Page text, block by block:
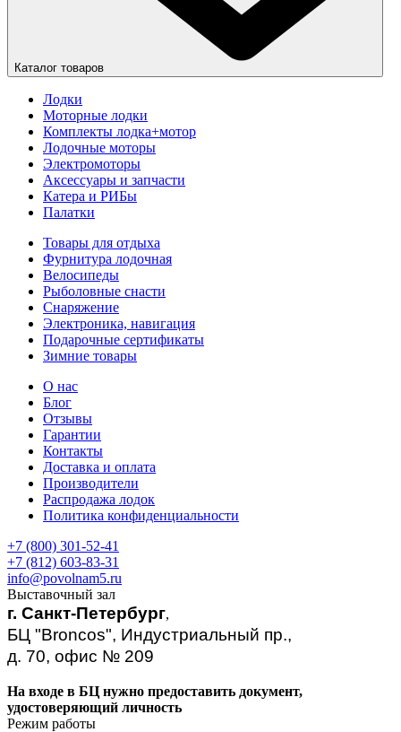
Каталог товаров
Лодки
Моторные лодки
Комплекты лодка+мотор
Лодочные моторы
Электромоторы
Аксессуары и запчасти
Катера и РИБы
Палатки
Товары для отдыха
Фурнитура лодочная
Велосипеды
Рыболовные снасти
Снаряжение
Электроника, навигация
Подарочные сертификаты
Зимние товары
О нас
Блог
Отзывы
Гарантии
Контакты
Доставка и оплата
Производители
Распродажа лодок
Политика конфиденциальности
+7 (800) 301-52-41
+7 (812) 603-83-31
info@povolnam5.ru
Выставочный зал
г. Санкт-Петербург,
БЦ "Broncos", Индустриальный пр.,
д. 70, офис № 209
На входе в БЦ нужно предоставить документ,
удостоверяющий личность
Режим работы